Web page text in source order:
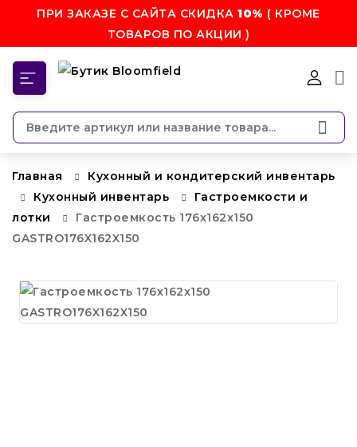
ПРИ ЗАКАЗЕ С САЙТА СКИДКА10% ( КРОМЕ
ТОВАРОВ ПО АКЦИИ )
Главная
Кухонный и кондитерский инвентарь
Кухонный инвентарь
Гастроемкости и
лотки
Гастроемкость 176x162x150
GASTRO176X162X150